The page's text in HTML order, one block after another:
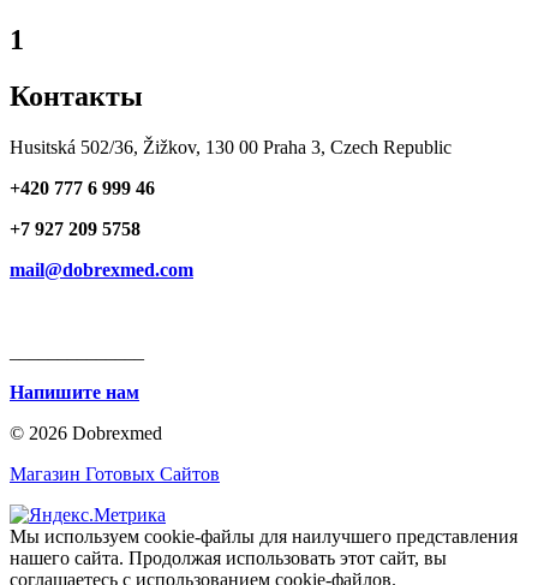
1
Контакты
Husitská 502/36, Žižkov, 130 00 Praha 3, Czech Republic
+420 777 6 999 46
+7 927 209 5758
mail@dobrexmed.com
Напишите нам
© 2026 Dobrexmed
Магазин Готовых Сайтов
Мы используем cookie-файлы для наилучшего представления
нашего сайта. Продолжая использовать этот сайт, вы
соглашаетесь с использованием cookie-файлов.